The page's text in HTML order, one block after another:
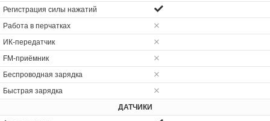
Регистрация силы нажатий
Работа в перчатках
ИК-передатчик
FM-приёмник
Беспроводная зарядка
Быстрая зарядка
ДАТЧИКИ